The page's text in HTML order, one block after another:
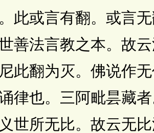
此或言有翻。或言
善法言教之本。故
此翻为灭。佛说作无
律也。三阿毗昙藏
世所无比。故云无比